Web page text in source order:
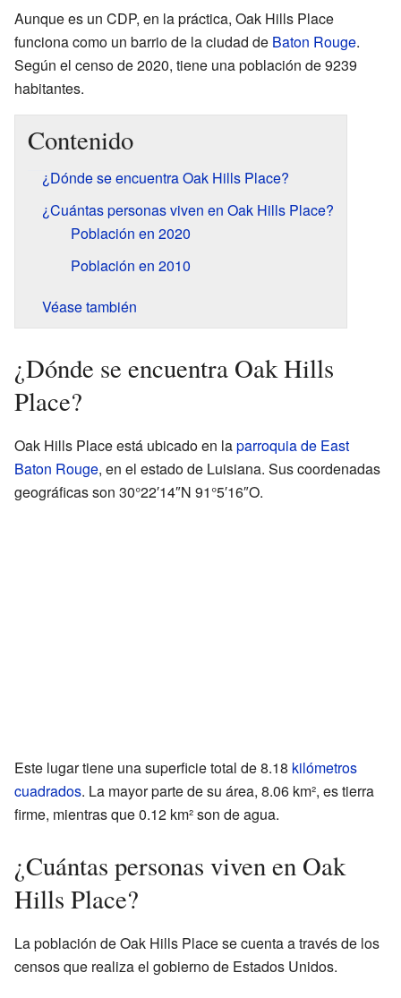
Aunque es un CDP, en la práctica, Oak Hills Place
funciona como un barrio de la ciudad de Baton Rouge.
Según el censo de 2020, tiene una población de 9239
habitantes.
Contenido
¿Dónde se encuentra Oak Hills Place?
¿Cuántas personas viven en Oak Hills Place?
Población en 2020
Población en 2010
Véase también
¿Dónde se encuentra Oak Hills
Place?
Oak Hills Place está ubicado en laparroquia de East
Baton Rouge, en el estado de Luisiana. Sus coordenadas
geográficas son 30°22′14″N 91°5′16″O.
Este lugar tiene una superficie total de 8.18 kilómetros
cuadrados. La mayor parte de su área, 8.06 km², es tierra
firme, mientras que 0.12 km² son de agua.
¿Cuántas personas viven en Oak
Hills Place?
La población de Oak Hills Place se cuenta a través de los
censos que realiza el gobierno de Estados Unidos.